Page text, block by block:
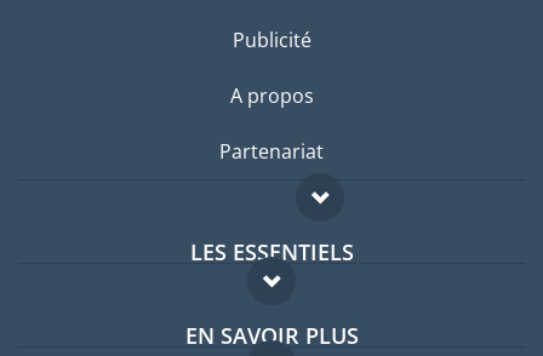
Publicité
A propos
Partenariat
LES ESSENTIELS
Forum expatriés
Guides pays
EN SAVOIR PLUS